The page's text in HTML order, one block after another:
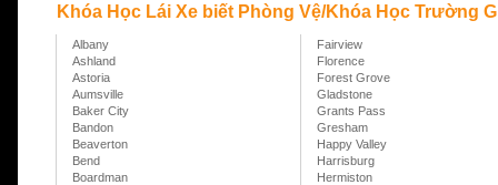
Khóa Học Lái Xe biết Phòng Vệ/Khóa Học Trường
Albany
Fairview
Ashland
Florence
Astoria
Forest Grove
Aumsville
Gladstone
Baker City
Grants Pass
Bandon
Gresham
Beaverton
Happy Valley
Bend
Harrisburg
Boardman
Hermiston